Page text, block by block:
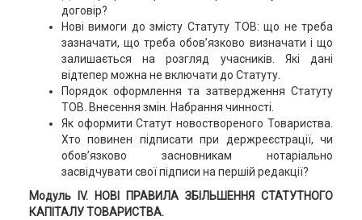
договір?
Нові вимоги до змісту Статуту ТОВ: що не треба
зазначати, що треба обов’язково визначати і що
залишається на розгляд учасників. Які дані
відтепер можна не включати до Статуту.
Порядок оформлення та затвердження Статуту
ТОВ. Внесення змін. Набрання чинності.
Як оформити Статут новоствореного Товариства.
Хто повинен підписати при держреєстрації, чи
обов’язково засновникам нотаріально
засвідчувати свої підписи на першій редакції?
Модуль IV. НОВІ ПРАВИЛА ЗБІЛЬШЕННЯ СТАТУТНОГО
КАПІТАЛУ ТОВАРИСТВА.